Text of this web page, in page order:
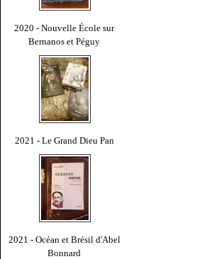
2020 - Nouvelle École sur
Bernanos et Péguy
2021 - Le Grand Dieu Pan
2021 - Océan et Brésil d'Abel
Bonnard